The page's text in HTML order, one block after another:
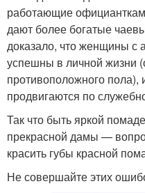
работающие
дают более богатые
доказало, что женщины с
успешны в личной жизни
противоположного пола),
продвигаются по
Так что быть яркой
прекрасной дамы —
красить губы красной
Не совершайте этих